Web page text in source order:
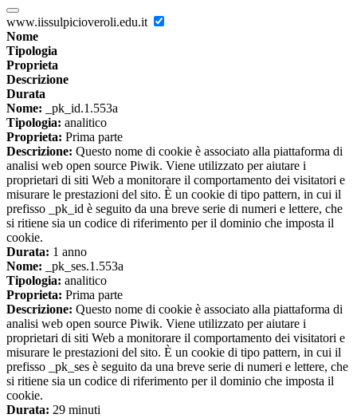
www.iissulpicioveroli.edu.it
Nome
Tipologia
Proprieta
Descrizione
Durata
Nome: _pk_id.1.553a
Tipologia: analitico
Proprieta: Prima parte
Descrizione: Questo nome di cookie è associato alla piattaforma di
analisi web open source Piwik. Viene utilizzato per aiutare i
proprietari di siti Web a monitorare il comportamento dei visitatori e
misurare le prestazioni del sito. È un cookie di tipo pattern, in cui il
prefisso _pk_id è seguito da una breve serie di numeri e lettere, che
si ritiene sia un codice di riferimento per il dominio che imposta il
cookie.
Durata: 1 anno
Nome: _pk_ses.1.553a
Tipologia: analitico
Proprieta: Prima parte
Descrizione: Questo nome di cookie è associato alla piattaforma di
analisi web open source Piwik. Viene utilizzato per aiutare i
proprietari di siti Web a monitorare il comportamento dei visitatori e
misurare le prestazioni del sito. È un cookie di tipo pattern, in cui il
prefisso _pk_ses è seguito da una breve serie di numeri e lettere, che
si ritiene sia un codice di riferimento per il dominio che imposta il
cookie.
Durata: 29 minuti